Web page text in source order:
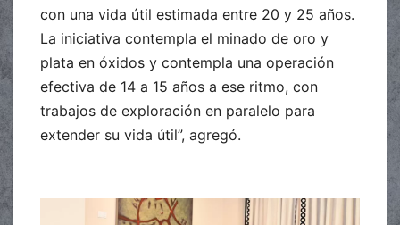
con una vida útil estimada entre 20 y 25 años.
La iniciativa contempla el minado de oro y
plata en óxidos y contempla una operación
efectiva de 14 a 15 años a ese ritmo, con
trabajos de exploración en paralelo para
extender su vida útil”, agregó.